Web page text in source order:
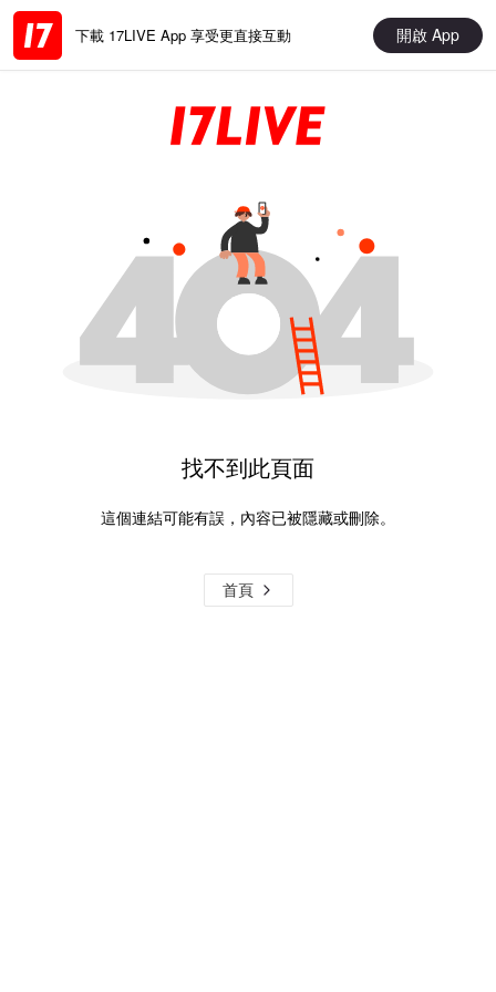
下載 17LIVE App 享受更直接互動 開啟 App
找不到此頁面
這個連結可能有誤，內容已被隱藏或刪除。
首頁